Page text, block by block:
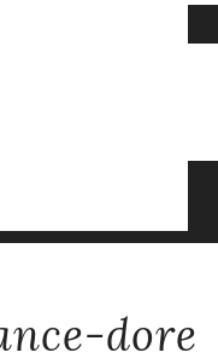
dore